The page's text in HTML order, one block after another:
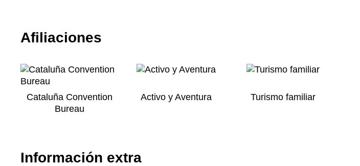
Afiliaciones
Cataluña Convention
Bureau
Activo y Aventura Turismo familiar
Información extra